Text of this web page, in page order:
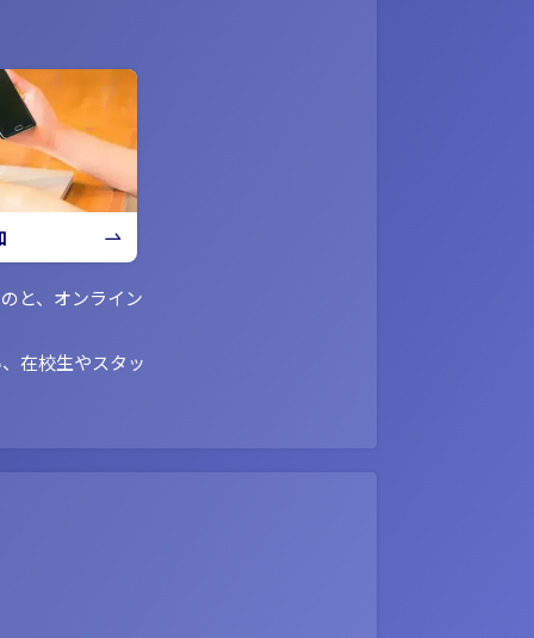
と、オンライン
在校生やスタッ